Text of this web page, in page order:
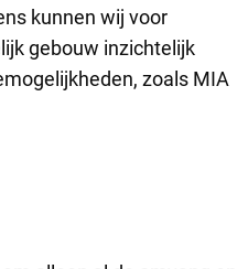
kunnen wij voor
gebouw inzichtelijk
zoals MIA